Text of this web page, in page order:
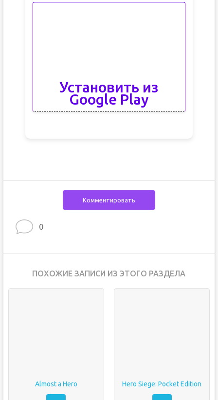
Установить из
Google Play
Комментировать
0
ПОХОЖИЕ ЗАПИСИ ИЗ ЭТОГО РАЗДЕЛА
Almost a Hero Hero Siege: Pocket Edition